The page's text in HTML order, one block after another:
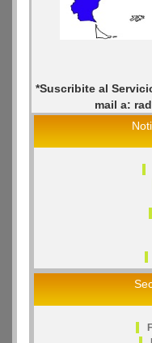
*Suscribite al
mail a: